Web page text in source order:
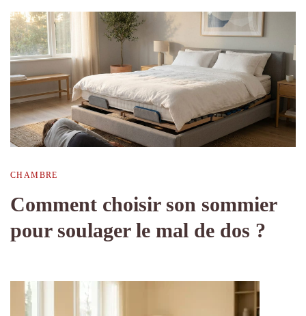
CHAMBRE
Comment choisir son sommier
pour soulager le mal de dos ?